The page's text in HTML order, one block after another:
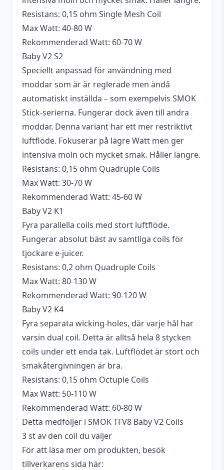
Resistans: 0,15 ohm Single Mesh Coil
Max Watt: 40-80 W
Rekommenderad Watt: 60-70 W
Baby V2 S2
Speciellt anpassad för användning med
moddar som är är reglerade men ändå
automatiskt inställda – som exempelvis SMOK
Stick-serierna. Fungerar dock även till andra
moddar. Denna variant har ett mer restriktivt
luftflöde. Fokuserar på lägre Watt men ger
intensiva moln och mycket smak. Håller längre.
Resistans: 0,15 ohm Quadruple Coils
Max Watt: 30-70 W
Rekommenderad Watt: 45-60 W
Baby V2 K1
Fyra parallella coils med stort luftflöde.
Fungerar absolut bäst av samtliga coils för
tjockare e-juicer.
Resistans: 0,2 ohm Quadruple Coils
Max Watt: 80-130 W
Rekommenderad Watt: 90-120 W
Baby V2 K4
Fyra separata wicking-holes, där varje hål har
varsin dual coil. Detta är alltså hela 8 stycken
coils under ett enda tak. Luftflödet är stort och
smakåtergivningen är bra.
Resistans: 0,15 ohm Octuple Coils
Max Watt: 50-110 W
Rekommenderad Watt: 60-80 W
Detta medföljer i SMOK TFV8 Baby V2 Coils
3 st av den coil du väljer
För att läsa mer om produkten, besök
tillverkarens sida här: